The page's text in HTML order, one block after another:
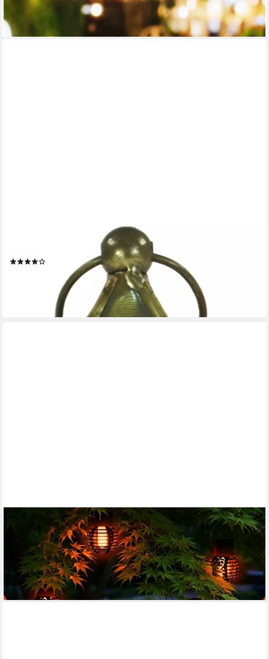
lieferbar - in 2-3 Werktagen bei dir
Laterne Glaslaterne, Windlicht, Teelichthalter aus..
lieferbar - in 2-3 Werktagen bei dir
LED Laterne LED Solar Laterne klein - 6er Set, mit
Flammeneffekt, LED fest integriert, orange (Feuerfarben),
Dämmerungssensor
17,95 €
lieferbar - in 3-4 Werktagen bei dir